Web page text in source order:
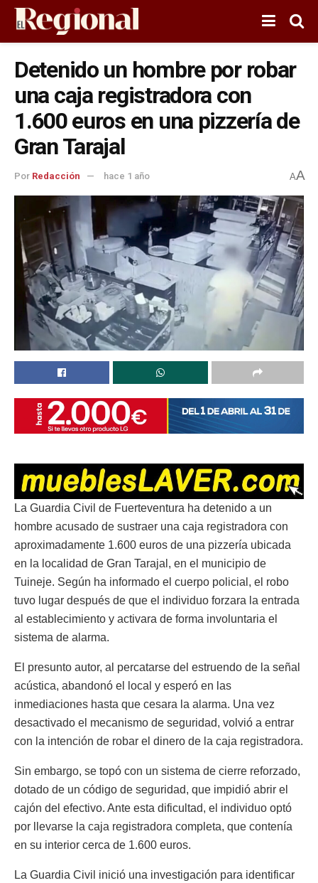
Detenido un hombre por robar
una caja registradora con
1.600 euros en una pizzería de
Gran Tarajal
Por Redacción hace 1 año AA
La Guardia Civil de Fuerteventura ha detenido a un
hombre acusado de sustraer una caja registradora con
aproximadamente 1.600 euros de una pizzería ubicada
en la localidad de Gran Tarajal, en el municipio de
Tuineje. Según ha informado el cuerpo policial, el robo
tuvo lugar después de que el individuo forzara la entrada
al establecimiento y activara de forma involuntaria el
sistema de alarma.
El presunto autor, al percatarse del estruendo de la señal
acústica, abandonó el local y esperó en las
inmediaciones hasta que cesara la alarma. Una vez
desactivado el mecanismo de seguridad, volvió a entrar
con la intención de robar el dinero de la caja registradora.
Sin embargo, se topó con un sistema de cierre reforzado,
dotado de un código de seguridad, que impidió abrir el
cajón del efectivo. Ante esta dificultad, el individuo optó
por llevarse la caja registradora completa, que contenía
en su interior cerca de 1.600 euros.
La Guardia Civil inició una investigación para identificar